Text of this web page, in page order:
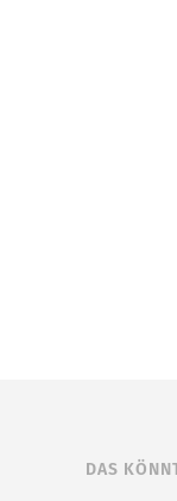
DAS